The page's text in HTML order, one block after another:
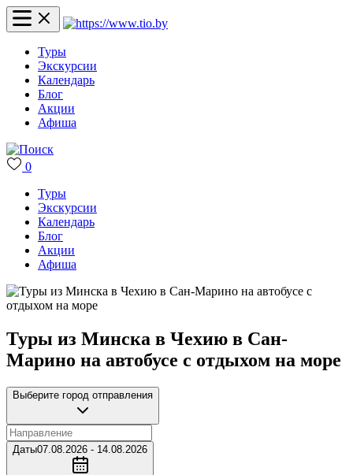
Туры
Экскурсии
Календарь
Блог
Акции
Афиша
0
Туры
Экскурсии
Календарь
Блог
Акции
Афиша
Туры из Минска в Чехию в Сан-
Марино на автобусе с отдыхом на море
Выберите город отправления
Даты07.08.2026 - 14.08.2026